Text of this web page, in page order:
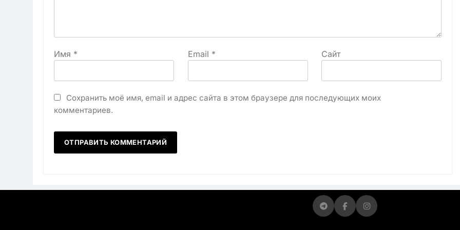
Имя * Email * Сайт
Сохранить моё имя, email и адрес сайта в этом браузере для последующих моих
комментариев.